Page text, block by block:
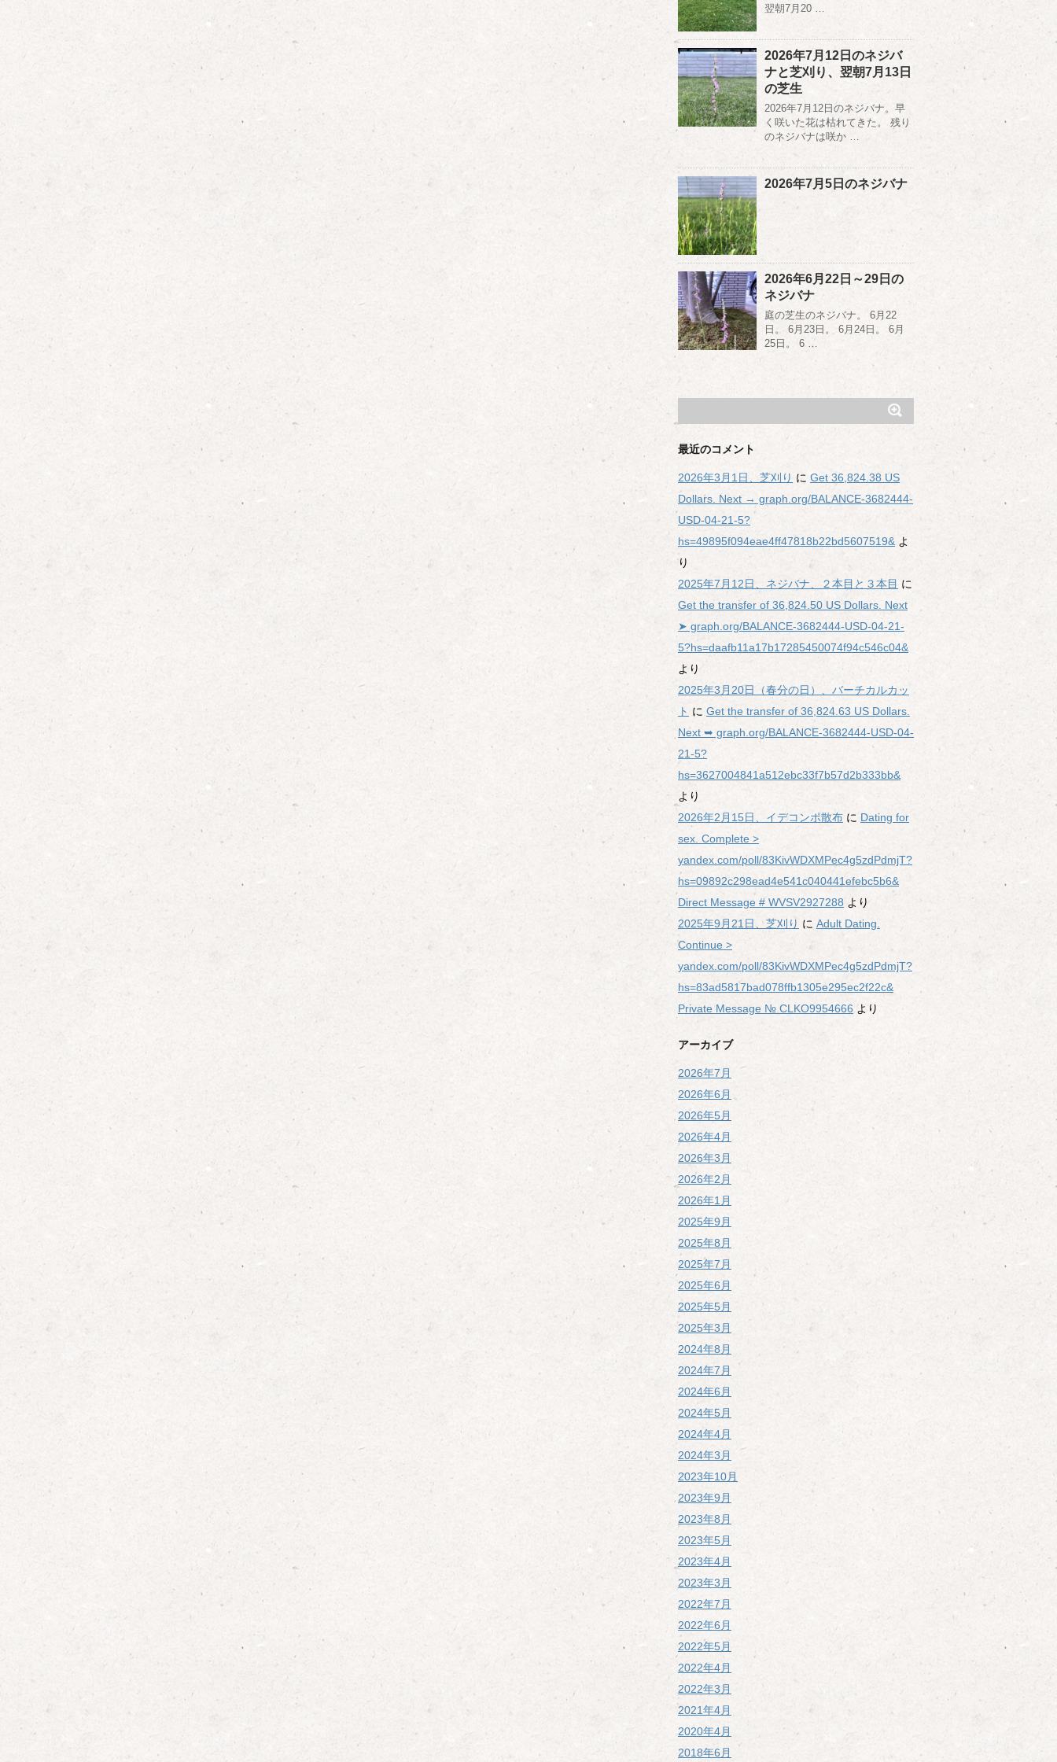
翌朝7月20 …
2026年7月12日のネジバ
ナと芝刈り、翌朝7月13日
の芝生
2026年7月12日のネジバナ。早
く咲いた花は枯れてきた。 残り
のネジバナは咲か …
2026年7月5日のネジバナ
2026年6月22日～29日の
ネジバナ
庭の芝生のネジバナ。 6月22
日。 6月23日。 6月24日。 6月
25日。 6 …
最近のコメント
2026年3月1日、芝刈り に Get 36,824.38 US
Dollars. Next → graph.org/BALANCE-3682444-
USD-04-21-5?
hs=49895f094eae4ff47818b22bd5607519& よ
り
2025年7月12日、ネジバナ、２本目と３本目 に
Get the transfer of 36,824.50 US Dollars. Next
➤ graph.org/BALANCE-3682444-USD-04-21-
5?hs=daafb11a17b17285450074f94c546c04&
より
2025年3月20日（春分の日）、バーチカルカッ
ト に Get the transfer of 36,824.63 US Dollars.
Next ➥ graph.org/BALANCE-3682444-USD-04-
21-5?
hs=3627004841a512ebc33f7b57d2b333bb&
より
2026年2月15日、イデコンポ散布 に Dating for
sex. Complete >
yandex.com/poll/83KivWDXMPec4g5zdPdmjT?
hs=09892c298ead4e541c040441efebc5b6&
Direct Message # WVSV2927288 より
2025年9月21日、芝刈り に Adult Dating.
Continue >
yandex.com/poll/83KivWDXMPec4g5zdPdmjT?
hs=83ad5817bad078ffb1305e295ec2f22c&
Private Message № CLKO9954666 より
アーカイブ
2026年7月
2026年6月
2026年5月
2026年4月
2026年3月
2026年2月
2026年1月
2025年9月
2025年8月
2025年7月
2025年6月
2025年5月
2025年3月
2024年8月
2024年7月
2024年6月
2024年5月
2024年4月
2024年3月
2023年10月
2023年9月
2023年8月
2023年5月
2023年4月
2023年3月
2022年7月
2022年6月
2022年5月
2022年4月
2022年3月
2021年4月
2020年4月
2018年6月